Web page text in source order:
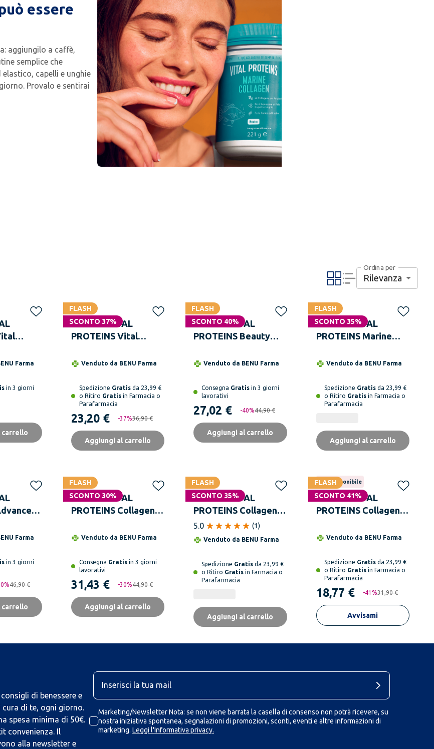
essere
aggiungilo a caffè,
semplice che
capelli e unghie
Provalo e sentirai
Ordina per
Rilevanza
Farma
in 3 giorni
carrello
FLASH
SCONTO 37%
NESTLE VITAL
PROTEINS Vital
Venduto da BENU Farma
Spedizione Gratisda 23,99 €
o Ritiro Gratisin Farmacia o
Parafarmacia
23,20 € -37%36,90 €
Aggiungi al carrello
FLASH
SCONTO 40%
NESTLE VITAL
PROTEINS Beauty
Fragola Limone 271 g
Venduto da BENU Farma
Consegna Gratis in 3 giorni
lavorativi
27,02 € -40%44,90 €
Aggiungi al carrello
FLASH
SCONTO 35%
NESTLE VITAL
PROTEINS Marine
Da 10 g
Venduto da BENU Farma
Spedizione Gratisda 23,99 €
o Ritiro Gratisin Farmacia o
Parafarmacia
Aggiungi al carrello
Farma
in 3 giorni
%46,90 €
carrello
FLASH
SCONTO 30%
NESTLE VITAL
PROTEINS Collagen
Integratore
Vitamine Minerali
Venduto da BENU Farma
Consegna Gratisin 3 giorni
lavorativi
31,43 € -30%44,90 €
Aggiungi al carrello
FLASH
SCONTO 35%
NESTLE VITAL
PROTEINS Collagen
Peptides 10 Bustine
Da 10 g
5.0 (1)
Venduto da BENU Farma
Spedizione Gratis da 23,99 €
o Ritiro Gratis in Farmacia o
Parafarmacia
Aggiungi al carrello
FLASH
SCONTO 41%
Non disponibile
NESTLE VITAL
PROTEINS Collagen
Barattolo 297 g
Venduto da BENU Farma
Spedizione Gratisda 23,99 €
o Ritiro Gratisin Farmacia o
Parafarmacia
18,77 € -41 %31,90 €
Avvisami
di benessere e
di te, ogni giorno.
spesa minima di 50€.
convenienza. Il
alla newsletter e
Marketing/Newsletter Nota: se non viene barrata la casella di consenso non potrà ricevere, su
nostra iniziativa spontanea, segnalazioni di promozioni, sconti, eventi e altre informazioni di
marketing. Leggi l'Informativa privacy.